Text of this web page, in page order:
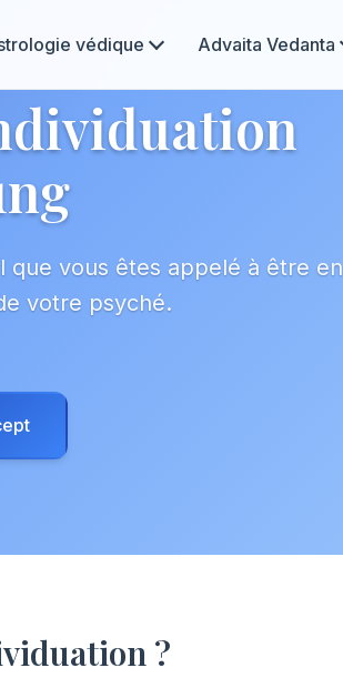
védique Advaita Vedanta
que vous êtes appelé à être en
votre psyché.
?